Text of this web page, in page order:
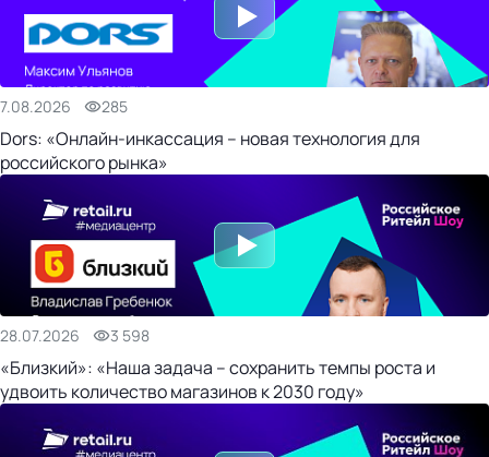
7.08.2026 285
Dors: «Онлайн-инкассация – новая технология для
российского рынка»
28.07.2026 3 598
«Близкий»: «Наша задача – сохранить темпы роста и
удвоить количество магазинов к 2030 году»